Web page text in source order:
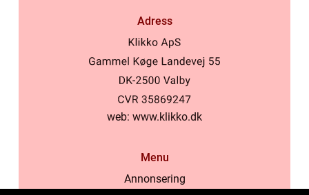
Adress
web: www.klikko.dk
Menu
Annonsering